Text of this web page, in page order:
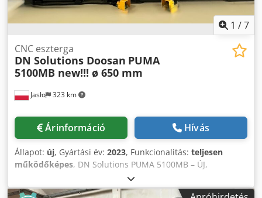
1 /7
Jasło 323 km
CNC eszterga
DN Solutions Doosan PUMA
5100MB new!!! ø 650 mm
Árinformáció Hívás
Állapot: új, Gyártási év: 2023, Funkcionalitás: teljesen
működőképes, DN Solutions PUMA 5100MB – ÚJ,
HASZNÁLTAN MÉG NEM VOLT! Gyártási év: 2023 Fanuc Oi-
TF 15” vezérlő C tengely – hajtott szerszámok Szerszártartó,